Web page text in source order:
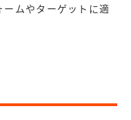
ムやターゲットに適